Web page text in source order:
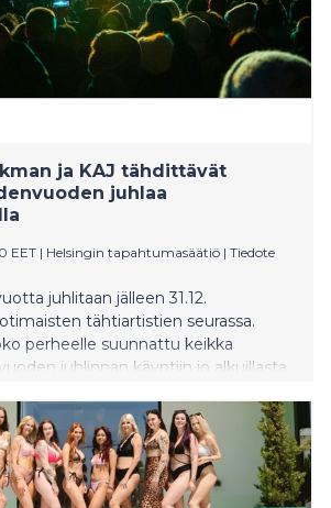
ja KAJ tähdittävät
juhlaa
EET | Helsingin tapahtumasäätiö | Tiedote
juhlitaan jälleen 31.12.
tähtiartistien seurassa.
perheelle suunnattu keikka
juhlinnan käyntiin jo alkuillasta.
vuosi vaihtuu näyttävän
Konserttia voi seurata
ja Ruudun välityksellä.